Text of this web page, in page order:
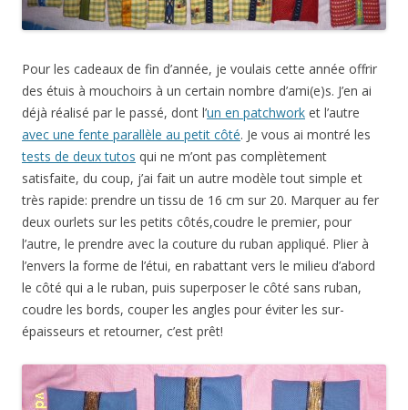
Pour les cadeaux de fin d’année, je voulais cette année offrir
des étuis à mouchoirs à un certain nombre d’ami(e)s. J’en ai
déjà réalisé par le passé, dont l’un en patchwork et l’autre
avec une fente parallèle au petit côté. Je vous ai montré les
tests de deux tutos qui ne m’ont pas complètement
satisfaite, du coup, j’ai fait un autre modèle tout simple et
très rapide: prendre un tissu de 16 cm sur 20. Marquer au fer
deux ourlets sur les petits côtés,coudre le premier, pour
l’autre, le prendre avec la couture du ruban appliqué. Plier à
l’envers la forme de l’étui, en rabattant vers le milieu d’abord
le côté qui a le ruban, puis superposer le côté sans ruban,
coudre les bords, couper les angles pour éviter les sur-
épaisseurs et retourner, c’est prêt!